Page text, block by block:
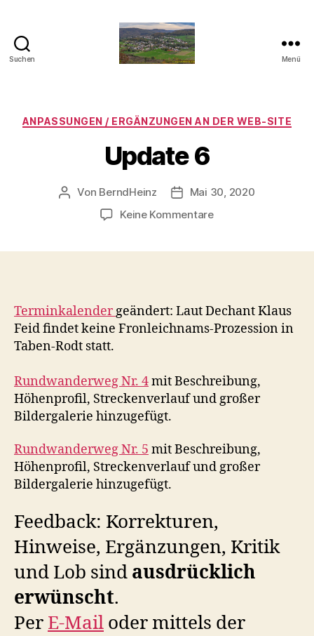
Suchen Menü
Kategorien
ANPASSUNGEN / ERGÄNZUNGEN AN DER WEB-SITE
Update 6
Beitragsautor
Von BerndHeinz Veröffentlichungsdatum
Mai 30, 2020
Keine Kommentarezu
Terminkalendergeändert: Laut Dechant Klaus
Feid findet keine Fronleichnams-Prozession in
Taben-Rodt statt.
Rundwanderweg Nr. 4mit Beschreibung,
Höhenprofil, Streckenverlauf und großer
Bildergalerie hinzugefügt.
Rundwanderweg Nr. 5 mit Beschreibung,
Höhenprofil, Streckenverlauf und großer
Bildergalerie hinzugefügt.
Feedback: Korrekturen,
Hinweise, Ergänzungen, Kritik
und Lob sind ausdrücklich
erwünscht.
Per E-Mail oder mittels der